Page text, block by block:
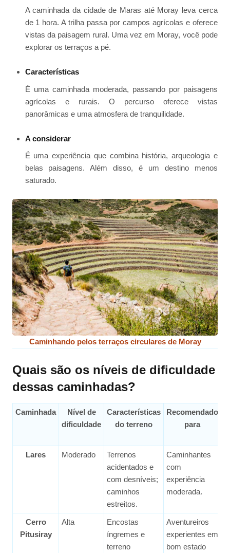
A caminhada da cidade de Maras até Moray leva cerca
de 1 hora. A trilha passa por campos agrícolas e oferece
vistas da paisagem rural. Uma vez em Moray, você pode
explorar os terraços a pé.
Características
É uma caminhada moderada, passando por paisagens
agrícolas e rurais. O percurso oferece vistas
panorâmicas e uma atmosfera de tranquilidade.
A considerar
É uma experiência que combina história, arqueologia e
belas paisagens. Além disso, é um destino menos
saturado.
Caminhando pelos terraços circulares de Moray
Quais são os níveis de dificuldade
dessas caminhadas?
Caminhada
Nível de
dificuldade
Características
do terreno
Recomendado
para
Lares Moderado
Terrenos
acidentados e
com desníveis;
caminhos
estreitos.
Caminhantes
com
experiência
moderada.
Cerro
Pitusiray
Alta
Encostas
íngremes e
terreno
Aventureiros
experientes em
bom estado